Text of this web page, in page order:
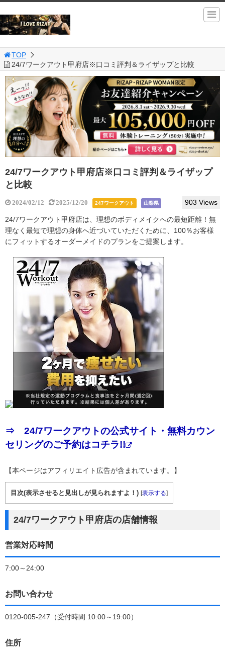
TOP
24/7ワークアウト甲府店※口コミ評判＆ライザップと比較
24/7ワークアウト甲府店※口コミ評判＆ライザップ
と比較
2024/02/12 2025/12/20 247ワークアウト 山梨県 903 Views
24/7ワークアウト甲府店は、理想のボディメイクへの最短距離！無
理なく最短で理想の身体へ近づいていただくために、100％お客様
にフィットするオーダーメイドのプランをご提案します。
⇒ 24/7ワークアウトの公式サイト・無料カウン
セリングのご予約はコチラ!!
【本ページはアフィリエイト広告が含まれています。】
目次(表示させると見出しが見られますよ！) [表示する]
24/7ワークアウト甲府店の店舗情報
営業対応時間
7:00～24:00
お問い合わせ
0120-005-247（受付時間 10:00～19:00）
住所